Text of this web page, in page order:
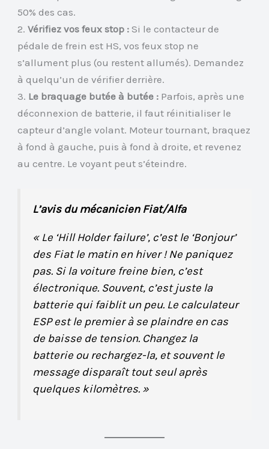
50% des cas.
2.Vérifiez vos feux stop : Si le contacteur de
pédale de frein est HS, vos feux stop ne
s’allument plus (ou restent allumés). Demandez
à quelqu’un de vérifier derrière.
3. Le braquage butée à butée : Parfois, après une
déconnexion de batterie, il faut réinitialiser le
capteur d’angle volant. Moteur tournant, braquez
à fond à gauche, puis à fond à droite, et revenez
au centre. Le voyant peut s’éteindre.
L’avis du mécanicien Fiat/Alfa
« Le ‘Hill Holder failure’, c’est le ‘Bonjour’
des Fiat le matin en hiver ! Ne paniquez
pas. Si la voiture freine bien, c’est
électronique. Souvent, c’est juste la
batterie qui faiblit un peu. Le calculateur
ESP est le premier à se plaindre en cas
de baisse de tension. Changez la
batterie ou rechargez-la, et souvent le
message disparaît tout seul après
quelques kilomètres. »